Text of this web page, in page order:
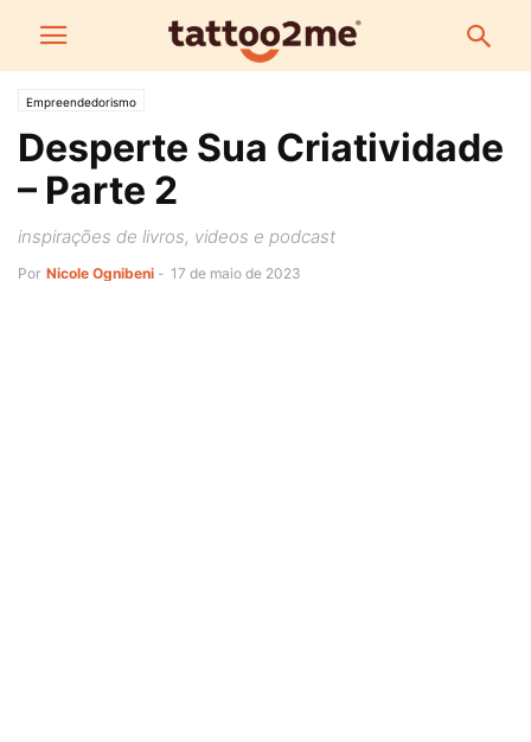
Empreendedorismo
Desperte Sua Criatividade
– Parte 2
inspirações de livros, videos e podcast
Por Nicole Ognibeni - 17 de maio de 2023